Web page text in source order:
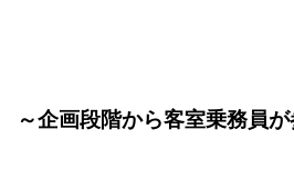
～企画段階から客室乗務員